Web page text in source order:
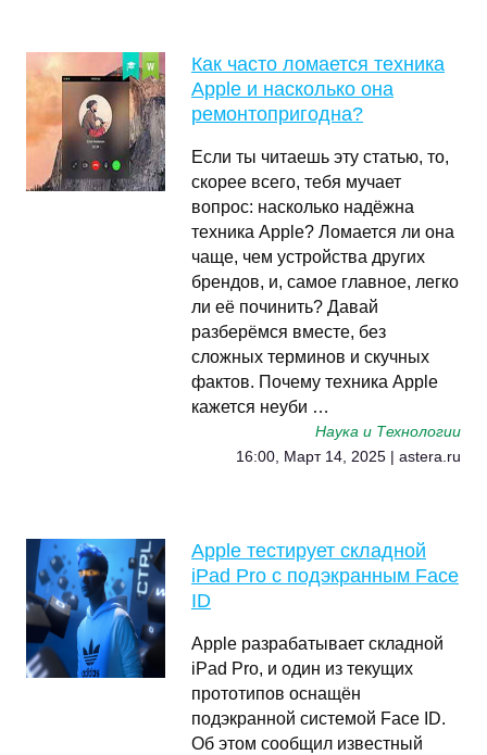
Как часто ломается техника
Apple и насколько она
ремонтопригодна?
Если ты читаешь эту статью, то,
скорее всего, тебя мучает
вопрос: насколько надёжна
техника Apple? Ломается ли она
чаще, чем устройства других
брендов, и, самое главное, легко
ли её починить? Давай
разберёмся вместе, без
сложных терминов и скучных
фактов. Почему техника Apple
кажется неуби …
Наука и Технологии
16:00, Март 14, 2025 | astera.ru
Apple тестирует складной
iPad Pro с подэкранным Face
ID
Apple разрабатывает складной
iPad Pro, и один из текущих
прототипов оснащён
подэкранной системой Face ID.
Об этом сообщил известный